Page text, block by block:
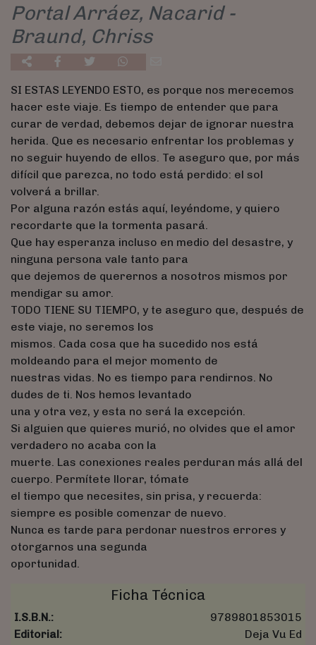
Portal Arráez, Nacarid -
Braund, Chriss
SI ESTAS LEYENDO ESTO, es porque nos merecemos
hacer este viaje. Es tiempo de entender que para
curar de verdad, debemos dejar de ignorar nuestra
herida. Que es necesario enfrentar los problemas y
no seguir huyendo de ellos. Te aseguro que, por más
difícil que parezca, no todo está perdido: el sol
volverá a brillar.
Por alguna razón estás aquí, leyéndome, y quiero
recordarte que la tormenta pasará.
Que hay esperanza incluso en medio del desastre, y
ninguna persona vale tanto para
que dejemos de querernos a nosotros mismos por
mendigar su amor.
TODO TIENE SU TIEMPO, y te aseguro que, después de
este viaje, no seremos los
mismos. Cada cosa que ha sucedido nos está
moldeando para el mejor momento de
nuestras vidas. No es tiempo para rendirnos. No
dudes de ti. Nos hemos levantado
una y otra vez, y esta no será la excepción.
Si alguien que quieres murió, no olvides que el amor
verdadero no acaba con la
muerte. Las conexiones reales perduran más allá del
cuerpo. Permítete llorar, tómate
el tiempo que necesites, sin prisa, y recuerda:
siempre es posible comenzar de nuevo.
Nunca es tarde para perdonar nuestros errores y
otorgarnos una segunda
oportunidad.
Ficha Técnica
I.S.B.N.:
9789801853015
Editorial:
Deja Vu Ed